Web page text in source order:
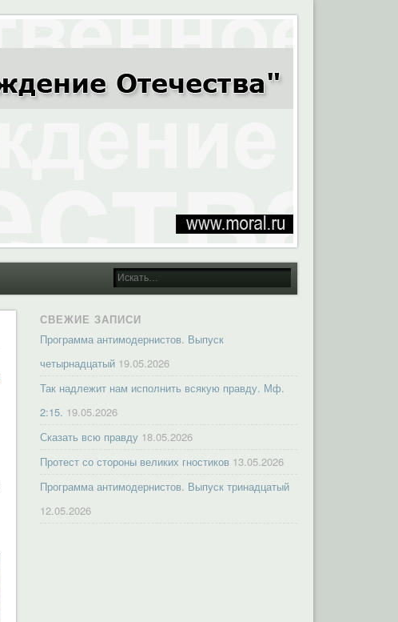
СВЕЖИЕ ЗАПИСИ
Программа антимодернистов. Выпуск
четырнадцатый 19.05.2026
Так надлежит нам исполнить всякую правду. Мф.
2:15. 19.05.2026
Сказать всю правду 18.05.2026
Протест со стороны великих гностиков 13.05.2026
Программа антимодернистов. Выпуск тринадцатый
12.05.2026